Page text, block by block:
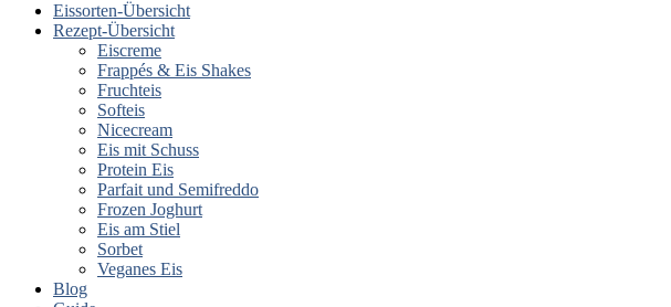
Eissorten-Übersicht
Rezept-Übersicht
Eiscreme
Frappés & Eis Shakes
Fruchteis
Softeis
Nicecream
Eis mit Schuss
Protein Eis
Parfait und Semifreddo
Frozen Joghurt
Eis am Stiel
Sorbet
Veganes Eis
Blog